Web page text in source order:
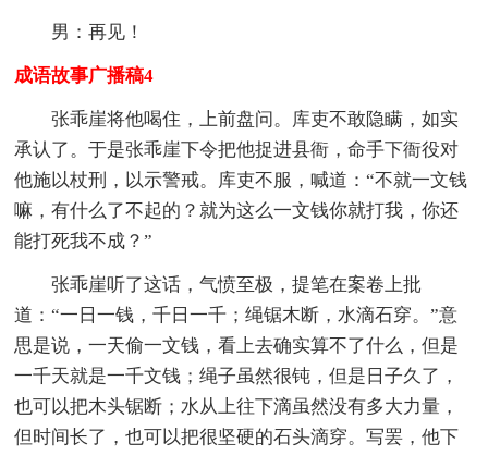
男：再见！
成语故事广播稿4
张乖崖将他喝住，上前盘问。库吏不敢隐瞒，如实
承认了。于是张乖崖下令把他捉进县衙，命手下衙役对
他施以杖刑，以示警戒。库吏不服，喊道：“不就一文钱
嘛，有什么了不起的？就为这么一文钱你就打我，你还
能打死我不成？”
张乖崖听了这话，气愤至极，提笔在案卷上批
道：“一日一钱，千日一千；绳锯木断，水滴石穿。”意
思是说，一天偷一文钱，看上去确实算不了什么，但是
一千天就是一千文钱；绳子虽然很钝，但是日子久了，
也可以把木头锯断；水从上往下滴虽然没有多大力量，
但时间长了，也可以把很坚硬的石头滴穿。写罢，他下